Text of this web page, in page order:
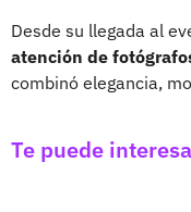
Desde su llegada al
atención de
combinó elegancia,
Te puede